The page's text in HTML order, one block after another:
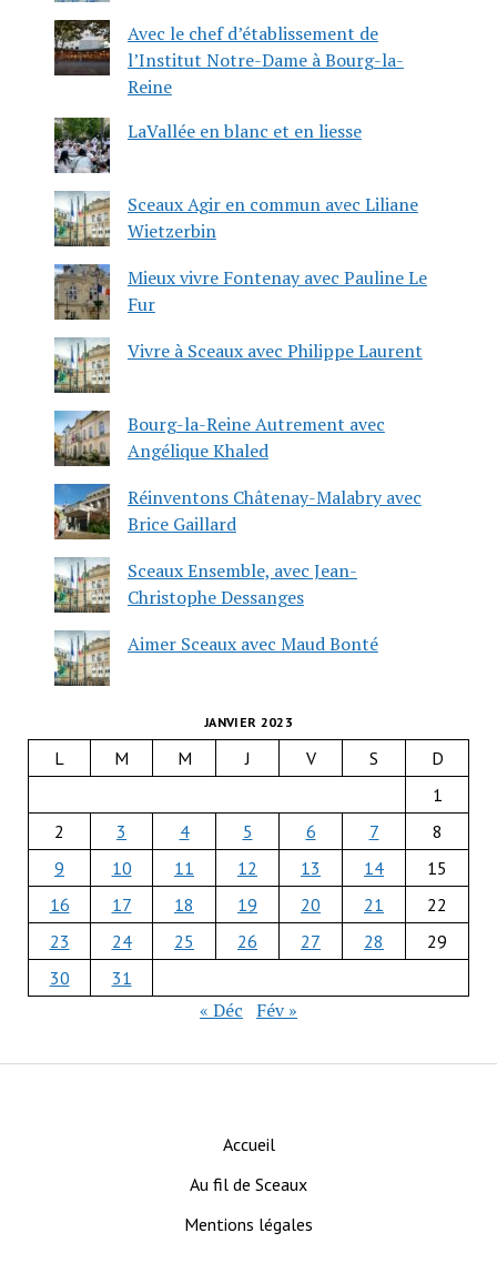
Avec le chef d’établissement de
l’Institut Notre-Dame à Bourg-la-
Reine
LaVallée en blanc et en liesse
Sceaux Agir en commun avec Liliane
Wietzerbin
Mieux vivre Fontenay avec Pauline Le
Fur
Vivre à Sceaux avec Philippe Laurent
Bourg-la-Reine Autrement avec
Angélique Khaled
Réinventons Châtenay-Malabry avec
Brice Gaillard
Sceaux Ensemble, avec Jean-
Christophe Dessanges
Aimer Sceaux avec Maud Bonté
JANVIER 2023
L M M J V S
D
1
2
3 4 5 6 7
8
9
10 11 12 13 14
15
16
17 18 19 20 21
22
23
24 25 26 27 28
29
30
31
« Déc Fév »
Accueil
Au fil de Sceaux
Mentions légales